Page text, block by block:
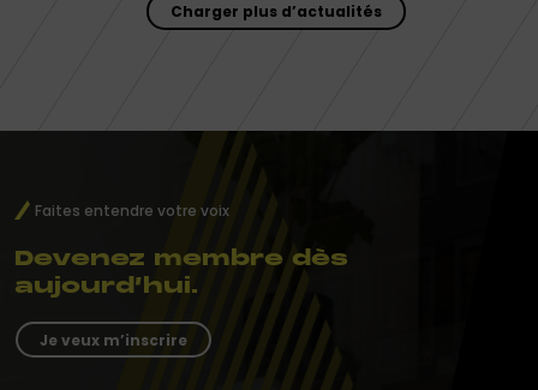
Charger plus d’actualités
Faites entendre votre voix
Devenez membre dès
aujourd’hui.
Je veux m’inscrire